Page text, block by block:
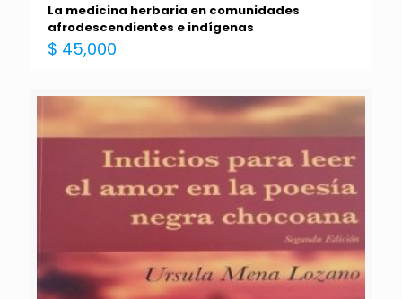
La medicina herbaria en comunidades
afrodescendientes e indígenas
$ 45,000